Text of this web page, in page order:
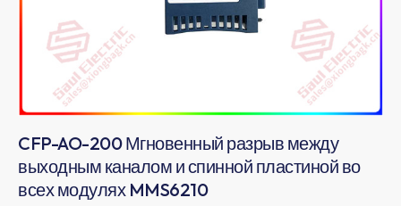
CFP-AO-200 Мгновенный разрыв между
выходным каналом и спинной пластиной во
всех модулях MMS6210